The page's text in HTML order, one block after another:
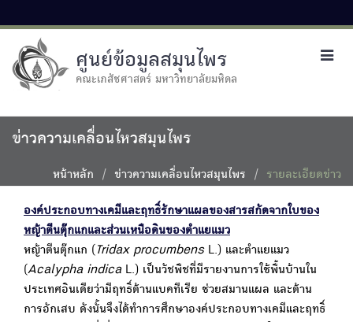
ศูนย์ข้อมูลสมุนไพร
คณะเภสัชศาสตร์ มหาวิทยาลัยมหิดล
ข่าวความเคลื่อนไหวสมุนไพร
หน้าหลัก ข่าวความเคลื่อนไหวสมุนไพร รายละเอียดข่าว
องค์ประกอบทางเคมีและฤทธิ์รักษาแผลของสารสกัดจากใบของ
หญ้าตีนตุ๊กแกและส่วนเหนือดินของตำแยแมว
หญ้าตีนตุ๊กแก ( Tridax procumbensL.) และตำแยแมว
(Acalypha indicaL.) เป็นวัชพืชที่มีรายงานการใช้พื้นบ้านใน
ประเทศอินเดียว่ามีฤทธิ์ต้านแบคทีเรีย ช่วยสมานแผล และต้าน
การอักเสบ ดังนั้นจึงได้ทำการศึกษาองค์ประกอบทางเคมีและฤทธิ์